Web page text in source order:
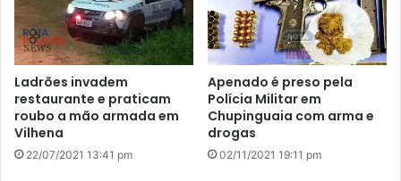
Ladrões invadem
restaurante e praticam
roubo a mão armada em
Vilhena
22/07/2021 13:41 pm
Apenado é preso pela
Polícia Militar em
Chupinguaia com arma e
drogas
02/11/2021 19:11 pm